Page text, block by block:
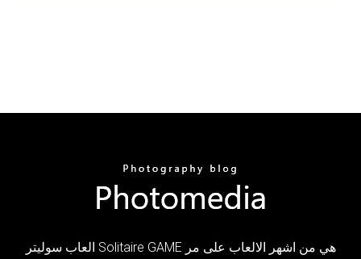
العاب سوليتر Solitaire GAME هي من اشهر الالعاب على مر